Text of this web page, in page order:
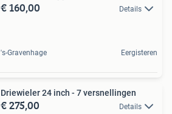
€ 160,00 Details
's-Gravenhage Eergisteren
Driewieler 24 inch - 7 versnellingen
€ 275,00 Details